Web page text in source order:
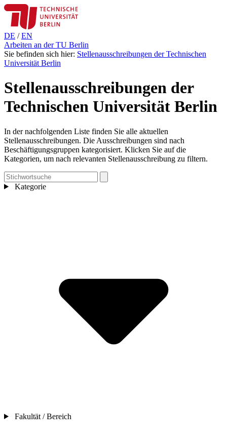
DE /EN
Arbeiten an der TU Berlin
Sie befinden sich hier: Stellenausschreibungen der Technischen
Universität Berlin
Stellenausschreibungen der
Technischen Universität Berlin
In der nachfolgenden Liste finden Sie alle aktuellen
Stellenausschreibungen. Die Ausschreibungen sind nach
Beschäftigungsgruppen kategorisiert. Klicken Sie auf die
Kategorien, um nach relevanten Stellenausschreibung zu filtern.
Kategorie
Fakultät / Bereich